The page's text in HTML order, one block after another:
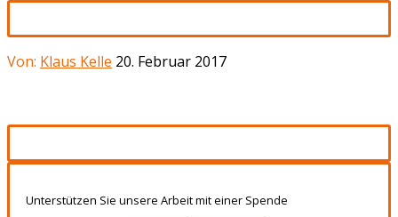
Von: Klaus Kelle 20. Februar 2017
Unterstützen Sie unsere Arbeit mit einer Spende